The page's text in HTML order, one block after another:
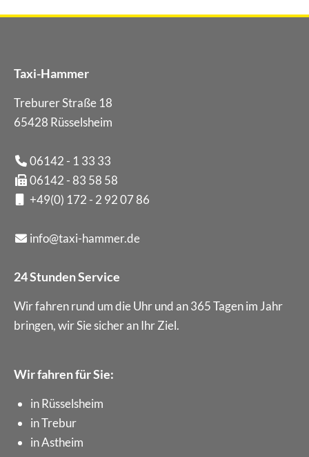
Taxi-Hammer
Treburer Straße 18
65428 Rüsselsheim
06142 - 1 33 33
06142 - 83 58 58
+49(0) 172 - 2 92 07 86
info@taxi-hammer.de
24 Stunden Service
Wir fahren rund um die Uhr und an 365 Tagen im Jahr
bringen, wir Sie sicher an Ihr Ziel.
Wir fahren für Sie:
in Rüsselsheim
in Trebur
in Astheim